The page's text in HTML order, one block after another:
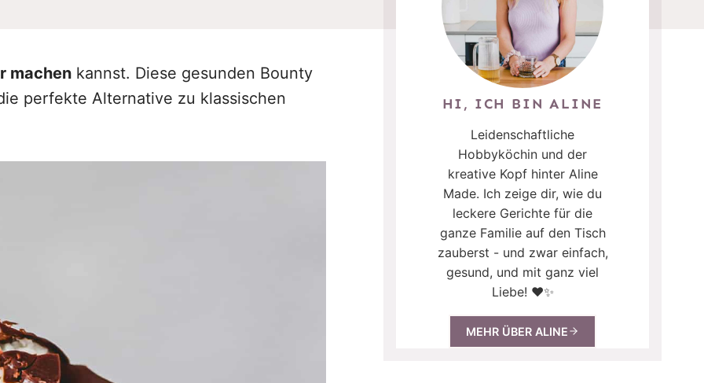
machen kannst. Diese gesunden Bounty
perfekte Alternative zu klassischen
HI, ICH BIN ALINE
Leidenschaftliche
Hobbyköchin und der
kreative Kopf hinter Aline
Made. Ich zeige dir, wie du
leckere Gerichte für die
ganze Familie auf den Tisch
zauberst - und zwar einfach,
gesund, und mit ganz viel
Liebe! ❤️✨
MEHR ÜBER ALINE